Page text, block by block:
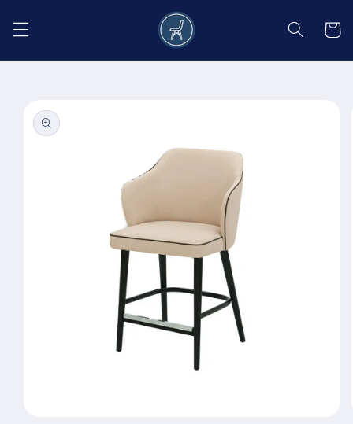
conținut
Coș
informațiile
despre
produs